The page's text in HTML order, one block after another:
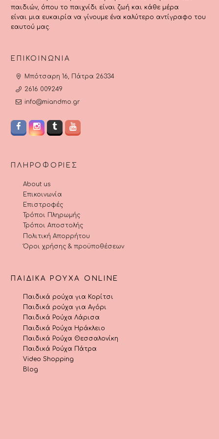
παιδιών, όπου το παιχνίδι είναι ζωή και κάθε μέρα
είναι μια ευκαιρία να γίνουμε ένα καλύτερο αντίγραφο του
εαυτού μας.
ΕΠΙΚΟΙΝΩΝΊΑ
Μπότσαρη 16, Πάτρα 26334
2616 009249
info@miandmo.gr
ΠΛΗΡΟΦΟΡΊΕΣ
About us
Επικοινωνία
Επιστροφές
Τρόποι Πληρωμής
Τρόποι Αποστολής
Πολιτική Απορρήτου
Όροι χρήσης & προϋποθέσεων
ΠΑΙΔΙΚΆ ΡΟΎΧΑ ONLINE
Παιδικά ρούχα για Κορίτσι
Παιδικά ρούχα για Αγόρι
Παιδικά Ρούχα Λάρισα
Παιδικά Ρούχα Ηράκλειο
Παιδικά Ρούχα Θεσσαλονίκη
Παιδικά Ρούχα Πάτρα
Video Shopping
Blog